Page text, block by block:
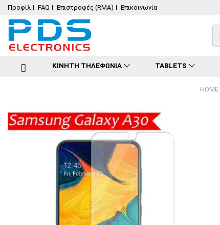
Προφίλ FAQ Επιστροφές (RMA) Επικοινωνία
ΚΙΝΗΤΗ ΤΗΛΕΦΩΝΙΑ TABLETS
HOME